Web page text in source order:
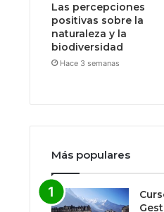
Las percepciones
positivas sobre la
naturaleza y la
biodiversidad
Hace 3 semanas
Más populares